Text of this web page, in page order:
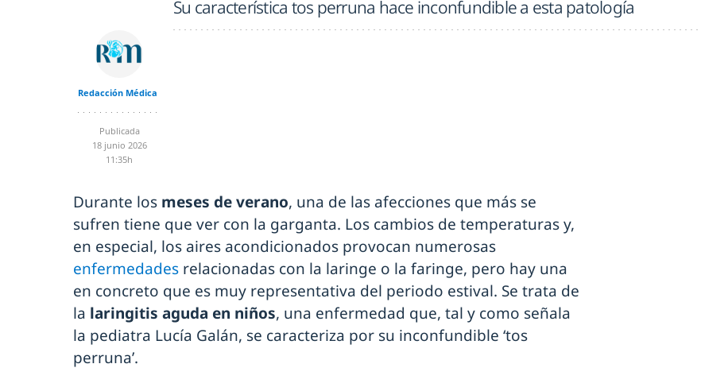
Su característica tos perruna hace inconfundible a esta patología
Redacción Médica
Publicada
18 junio 2026
11:35h
Durante los meses de verano, una de las afecciones que más se
sufren tiene que ver con la garganta. Los cambios de temperaturas y,
en especial, los aires acondicionados provocan numerosas
enfermedades relacionadas con la laringe o la faringe, pero hay una
en concreto que es muy representativa del periodo estival. Se trata de
la laringitis aguda en niños, una enfermedad que, tal y como señala
la pediatra Lucía Galán, se caracteriza por su inconfundible ‘tos
perruna’.